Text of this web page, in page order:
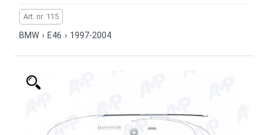
Art. nr. 115
BMW › E46 › 1997-2004